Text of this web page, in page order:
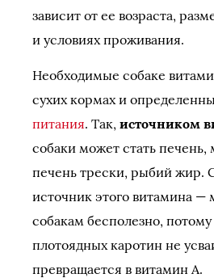
зависит от ее возраста,
и условиях проживания.
Необходимые собаке
сухих кормах и
питания. Так, источником
собаки может стать печень,
печень трески, рыбий жир.
источник этого витамина —
собакам бесполезно,
плотоядных каротин не
превращается в витамин А.